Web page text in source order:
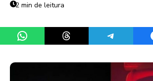
2 min de leitura
Share on WhatsAppShare on ThreadsShare on